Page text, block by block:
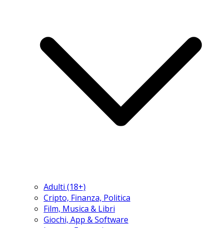
Adulti (18+)
Cripto, Finanza, Politica
Film, Musica & Libri
Giochi, App & Software